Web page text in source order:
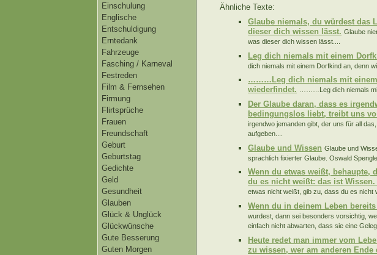
Einschulung
Englische
Entschuldigung
Erntedank
Fahrzeuge
Fasching / Karneval
Festreden
Film & Fernsehen
Firmung
Flirtsprüche
Frauen
Freundschaft
Geburt
Geburtstag
Gedichte
Geld
Gesundheit
Glauben
Glück & Unglück
Glückwünsche
Gute Besserung
Guten Morgen
Ähnliche Texte:
Glaube niemals, du würdest das
dieser dich wissen lässt. Glaube
was dieser dich wissen lässt....
Leg dich niemals mit einem
dich niemals mit einem Dorfkind an, denn
………Leg dich niemals mit einem
wiederfindet.
………Leg dich niemals
Der Glaube daran, dass es
bedingungslos liebt, treibt uns
irgendwo jemanden gibt, der uns für all
aufgeben....
Glaube und Wissen Glaube und
sprachlich fixierter Glaube. Oswald
Wenn du etwas weißt, behaupte,
du es nicht weißt: das ist
etwas nicht weißt, gib zu, dass du es nicht
Wenn du in deinem Leben
wurdest, dann sei besonders vorsichtig,
einfach nicht abwarten, dass sie eine
Heute redet man immer vom
zu wissen, wer am anderen Ende